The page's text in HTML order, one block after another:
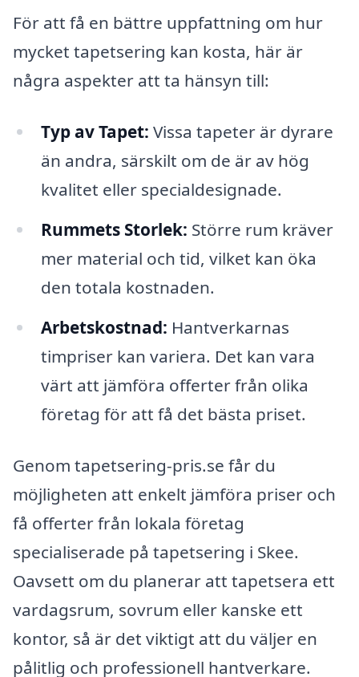
För att få en bättre uppfattning om hur
mycket tapetsering kan kosta, här är
några aspekter att ta hänsyn till:
Typ av Tapet: Vissa tapeter är dyrare
än andra, särskilt om de är av hög
kvalitet eller specialdesignade.
Rummets Storlek: Större rum kräver
mer material och tid, vilket kan öka
den totala kostnaden.
Arbetskostnad: Hantverkarnas
timpriser kan variera. Det kan vara
värt att jämföra offerter från olika
företag för att få det bästa priset.
Genom tapetsering-pris.se får du
möjligheten att enkelt jämföra priser och
få offerter från lokala företag
specialiserade på tapetsering i Skee.
Oavsett om du planerar att tapetsera ett
vardagsrum, sovrum eller kanske ett
kontor, så är det viktigt att du väljer en
pålitlig och professionell hantverkare.